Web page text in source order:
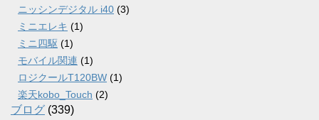
ニッシンデジタル i40 (3)
ミニエレキ (1)
ミニ四駆 (1)
モバイル関連 (1)
ロジクールT120BW (1)
楽天kobo_Touch (2)
ブログ (339)